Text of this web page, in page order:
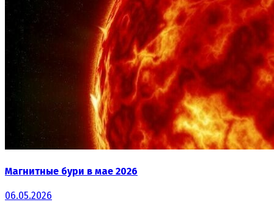
Магнитные бури в мае 2026
06.05.2026